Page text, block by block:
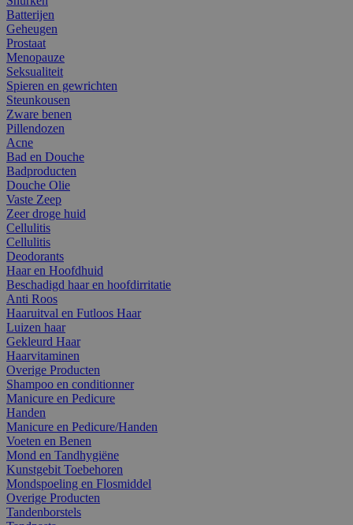
Batterijen
Geheugen
Prostaat
Menopauze
Seksualiteit
Spieren en gewrichten
Steunkousen
Zware benen
Pillendozen
Acne
Bad en Douche
Badproducten
Douche Olie
Vaste Zeep
Zeer droge huid
Cellulitis
Cellulitis
Deodorants
Haar en Hoofdhuid
Beschadigd haar en hoofdirritatie
Anti Roos
Haaruitval en Futloos Haar
Luizen haar
Gekleurd Haar
Haarvitaminen
Overige Producten
Shampoo en conditionner
Manicure en Pedicure
Handen
Manicure en Pedicure/Handen
Voeten en Benen
Mond en Tandhygiëne
Kunstgebit Toebehoren
Mondspoeling en Flosmiddel
Overige Producten
Tandenborstels